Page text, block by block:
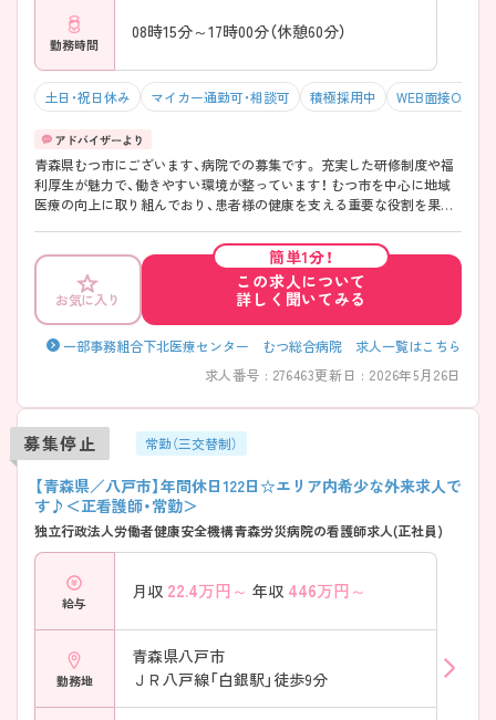
勤務時間
08時15分～17時00分（休憩60分）
土日・祝日休み マイカー通勤可・相談可 積極採用中 WEB面接OK
青森県むつ市にございます、病院での募集です。 充実した研修制度や福
利厚生が魅力で、働きやすい環境が整っています！ むつ市を中心に地域
医療の向上に取り組んでおり、患者様の健康を支える重要な役割を果た
ントもお伝えしますので是非ご応募お待ちしております♪
お気に入り
簡単1分！
この求人について
詳しく聞いてみる
一部事務組合下北医療センター むつ総合病院 求人一覧はこちら
求人番号 : 276463更新日 : 2026年5月26日
募集停止 常勤（三交替制）
【青森県／八戸市】年間休日122日☆エリア内希少な外来求人で
す♪＜正看護師・常勤＞
独立行政法人労働者健康安全機構青森労災病院の看護師求人(正社員)
給与
月収 22.4万円～ 年収 446万円～
勤務地
青森県八戸市
ＪＲ八戸線「白銀駅」徒歩9分